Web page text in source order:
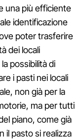
una più efficiente
identificazione
poter trasferire
dei locali
possibilità di
i pasti nei locali
non già per la
ma per tutti
piano, come già
il pasto si realizza